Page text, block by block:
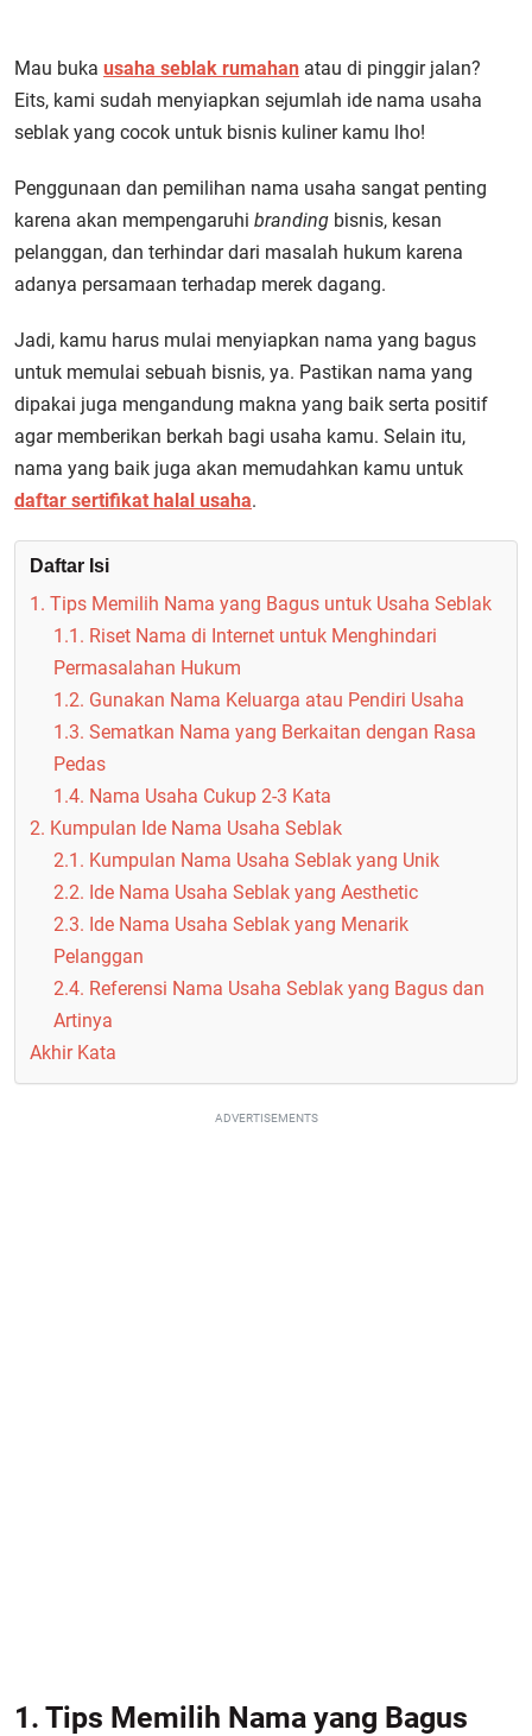
Mau buka usaha seblak rumahan atau di pinggir jalan?
Eits, kami sudah menyiapkan sejumlah ide nama usaha
seblak yang cocok untuk bisnis kuliner kamu lho!
Penggunaan dan pemilihan nama usaha sangat penting
karena akan mempengaruhi branding bisnis, kesan
pelanggan, dan terhindar dari masalah hukum karena
adanya persamaan terhadap merek dagang.
Jadi, kamu harus mulai menyiapkan nama yang bagus
untuk memulai sebuah bisnis, ya. Pastikan nama yang
dipakai juga mengandung makna yang baik serta positif
agar memberikan berkah bagi usaha kamu. Selain itu,
nama yang baik juga akan memudahkan kamu untuk
daftar sertifikat halal usaha.
Daftar Isi
1. Tips Memilih Nama yang Bagus untuk Usaha Seblak
1.1. Riset Nama di Internet untuk Menghindari
Permasalahan Hukum
1.2. Gunakan Nama Keluarga atau Pendiri Usaha
1.3. Sematkan Nama yang Berkaitan dengan Rasa
Pedas
1.4. Nama Usaha Cukup 2-3 Kata
2. Kumpulan Ide Nama Usaha Seblak
2.1. Kumpulan Nama Usaha Seblak yang Unik
2.2. Ide Nama Usaha Seblak yang Aesthetic
2.3. Ide Nama Usaha Seblak yang Menarik
Pelanggan
2.4. Referensi Nama Usaha Seblak yang Bagus dan
Artinya
Akhir Kata
ADVERTISEMENTS
1. Tips Memilih Nama yang Bagus